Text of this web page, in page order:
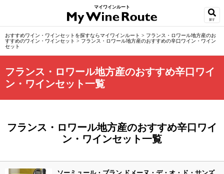
マイワインルート
探す
おすすめワイン・ワインセットを探すならマイワインルート > フランス・ロワール地方産のお
すすめのワイン・ワインセット > フランス・ロワール地方産のおすすめの辛口ワイン・ワイン
セット
フランス・ロワール地方産のおすすめ辛口ワイ
ン・ワインセット一覧
フランス・ロワール地方産のおすすめ辛口ワイ
ン・ワインセット一覧